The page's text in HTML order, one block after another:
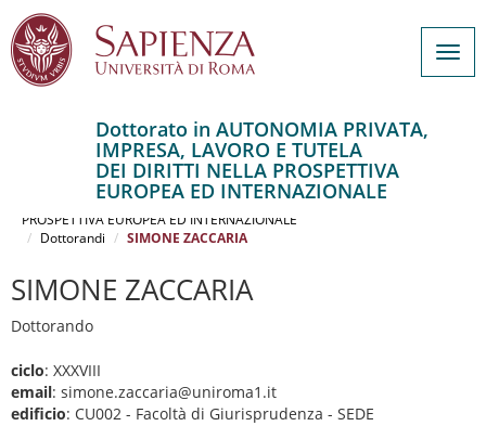
principale
Dottorato in AUTONOMIA PRIVATA,
IMPRESA, LAVORO E TUTELA
DEI DIRITTI NELLA PROSPETTIVA
EUROPEA ED INTERNAZIONALE
AUTONOMIA PRIVATA, IMPRESA, LAVORO E TUTELA DEI DIRITTI NELLA
PROSPETTIVA EUROPEA ED INTERNAZIONALE
Dottorandi
SIMONE ZACCARIA
SIMONE ZACCARIA
Dottorando
ciclo: XXXVIII
email: simone.zaccaria@uniroma1.it
edificio: CU002 - Facoltà di Giurisprudenza - SEDE